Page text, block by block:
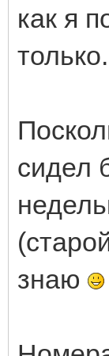
как я
только.
сидел
знаю